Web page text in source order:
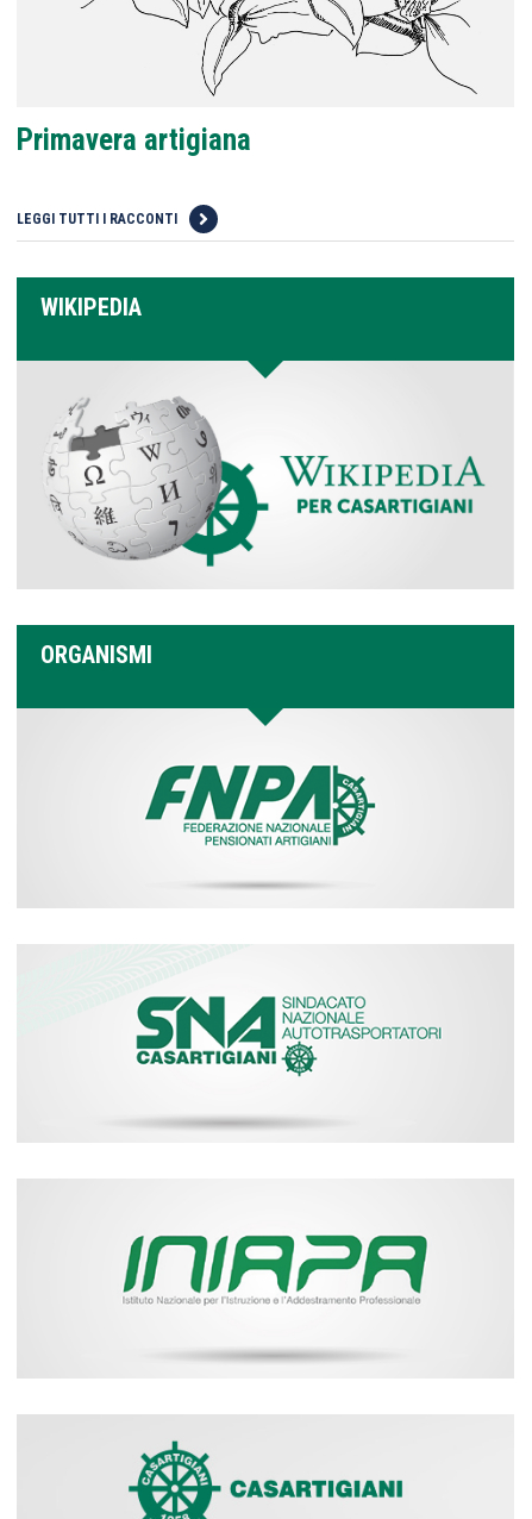
Primavera artigiana
LEGGI TUTTI I RACCONTI
WIKIPEDIA
ORGANISMI